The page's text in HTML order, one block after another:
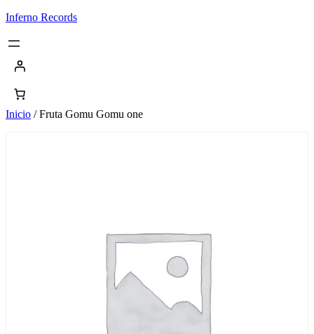
Saltar
contenido
Inferno Records
Inicio / Fruta Gomu Gomu one